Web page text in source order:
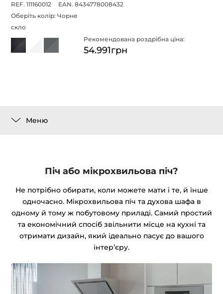
REF. 111160012
EAN. 8434778008432
Оберіть колір:Чорне
скло
Рекомендована роздрібна ціна:
54.991грн
Меню
Піч або мікрохвильова піч?
Не потрібно обирати, коли можете мати і те, й інше
одночасно. Мікрохвильова піч та духова шафа в
одному й тому ж побутовому приладі. Самий простий
та економічний спосіб звільнити місце на кухні та
отримати дизайн, який ідеально пасує до вашого
інтер’єру.